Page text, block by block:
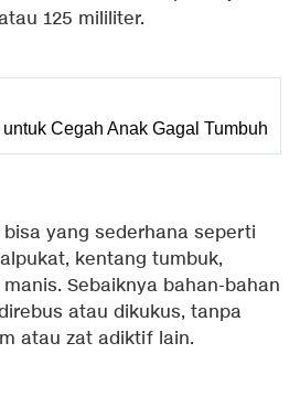
125 mililiter.
Cegah Anak Gagal Tumbuh
yang sederhana seperti
kentang tumbuk,
Sebaiknya bahan-bahan
atau dikukus, tanpa
atau zat adiktif lain.